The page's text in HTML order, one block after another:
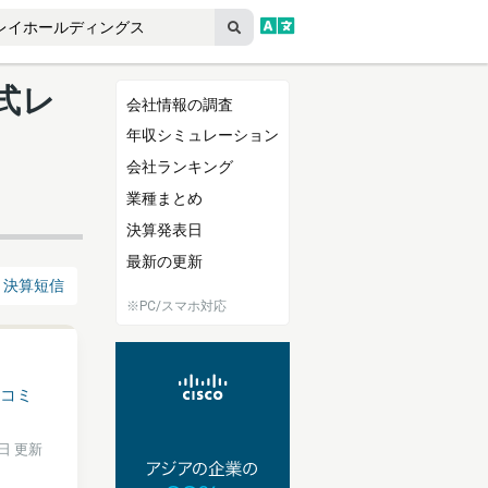
レ
決算短信
ミ
更新
会社情報の調査
年収シミュレーション
会社ランキング
業種まとめ
決算発表日
最新の更新
※PC/スマホ対応